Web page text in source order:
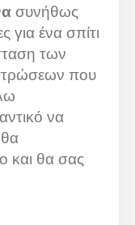
συνήθως
ένα σπίτι
των
που
να
και θα σας